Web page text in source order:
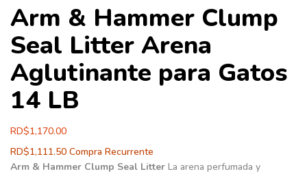
Arm & Hammer Clump
Seal Litter Arena
Aglutinante para Gatos
14 LB
RD$1,170.00
RD$1,111.50 Compra Recurrente
Arm & Hammer Clump Seal Litter La arena perfumada y